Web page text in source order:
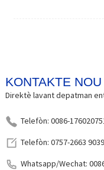
KONTAKTE NOU
Direktè lavant depatman
Telefòn: 0086-
Telefòn: 0757-2663 9039
Whatsapp/Wechat: